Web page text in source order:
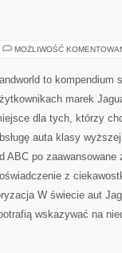
MOŻLIWOŚĆ
to kompendium
marek
dla tych, którzy
auta klasy
ABC po zaawansowane
z
W świecie aut
wskazywać na